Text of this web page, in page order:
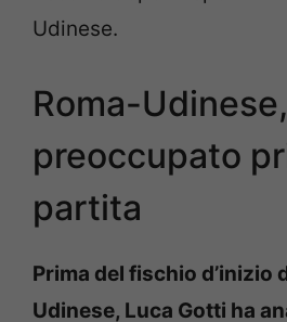
Udinese.
Roma-
preoccupato
partita
Prima del fischio d’inizio
Udinese, Luca Gotti ha